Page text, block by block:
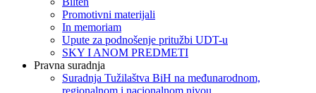
Promotivni materijali
In memoriam
Upute za podnošenje pritužbi UDT-u
SKY I ANOM PREDMETI
Pravna suradnja
Suradnja Tužilaštva BiH na međunarodnom,